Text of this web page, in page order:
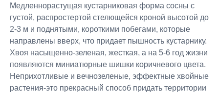
Медленнорастущая кустарниковая форма сосны с
густой, распростертой стелющейся кроной высотой до
2-3 м и поднятыми, короткими побегами, которые
направлены вверх, что придает пышность кустарнику.
Хвоя насыщенно-зеленая, жесткая, а на 5-6 год жизни
появляются миниатюрные шишки коричневого цвета.
Неприхотливые и вечнозеленые, эффектные хвойные
растения-это прекрасный способ придать территории